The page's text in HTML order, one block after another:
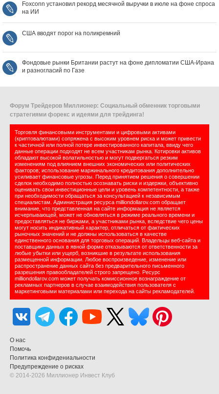
Foxconn установил рекорд месячной выручки в июле на фоне спроса
на ИИ
США вводят порог на поликремний
Фондовые рынки Британии растут на фоне дипломатии США‑Ирана
и разногласий по Газе
Форум Трейдеров Миллионер: Социальный обменник торговыми
стратегиями форекс и идеями для трейдинга!
Торговля финансовыми инструментами и цифровыми активами
(криптовалютами) сопряжена с высоким уровнем риска и может привести
к частичной или полной потере инвестированного капитала, ввиду чего
данные операции подходят не всем участникам рынка. Котировки активов
обладают высокой волатильностью и могут подвергаться резким
изменениям под влиянием внешних экономических или политических
факторов; использование маржинального кредитования дополнительно
усиливает финансовые угрозы. Перед принятием решения о совершении
сделок необходимо полностью осознавать риски и издержки, объективно
оценивать свои инвестиционные цели и уровень компетентности, а также
при необходимости обращаться за консультацией к независимым
специалистам. Администрация ресурса milliondollarov.com обращает
внимание, что представленная на сайте информация не является
исчерпывающей, может не обновляться в режиме реального времени и
предоставляться не биржами, а участниками рынка, вследствие чего цены
могут носить индикативный характер, отличаться от фактических
рыночных значений и не должны использоваться в качестве
единственного основания для торговых операций. Владельцы веб-сайта и
поставщики данных в явной форме отказываются от ответственности за
любые убытки или ущерб, возникшие в результате использования
размещенной информации. Любое воспроизведение, изменение или
распространение данных сайта без предварительного письменного
разрешения правообладателей строго запрещено. Ресурс
milliondollarov.com может получать комиссионное вознаграждение от
рекламных партнеров в случае взаимодействия пользователя с
маркетинговыми материалами или перехода на сайты рекламодателей.
О нас
Помочь
Политика конфидениальности
Предупреждение о рисках
© 2014-2026 Миллионер Инвест Клуб